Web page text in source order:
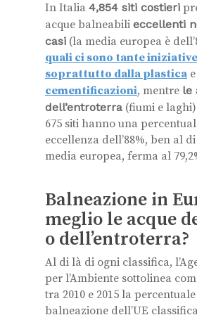
In Italia 4,854 siti costieri
acque balneabili eccellenti
casi (la media europea è
quali ci sono tante
soprattutto dalla plastica
cementificazioni, mentre le
dell’entroterra (fiumi e
675 siti hanno una
eccellenza dell’88%, ben al
media europea, ferma al
Balneazione in
meglio le acque
o dell’entroterra?
Al di là di ogni classifica,
per l’Ambiente sottolinea
tra 2010 e 2015 la
balneazione dell’UE